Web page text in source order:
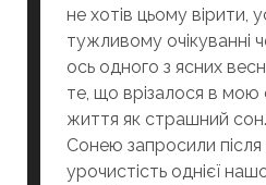
не хотів цьому вірити,
тужливому очікуванні
ось одного з ясних
те, що врізалося в мою
життя як страшний
Сонею запросили
урочистість однієї